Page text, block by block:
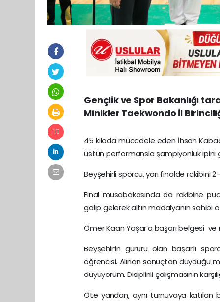
Gençlik ve Spor Bakanlığı
Minikler Taekwondo İl
45 kiloda mücadele eden İhsan
üstün performansla şampiyonluk ipini
Beyşehirli sporcu, yarı finalde rakibini
Final müsabakasında da rakibine
galip gelerek altın madalyanın sahibi
Ömer Kaan Yaşar’a başarı belgesi ve
Beyşehir’in gururu olan başarılı
öğrencisi. Alınan sonuçtan duyduğu
duyuyorum. Disiplinli çalışmasının
Öte yandan, aynı turnuvaya katılan